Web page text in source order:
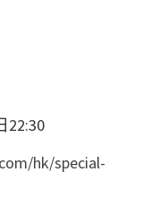
22:30
hk/special-